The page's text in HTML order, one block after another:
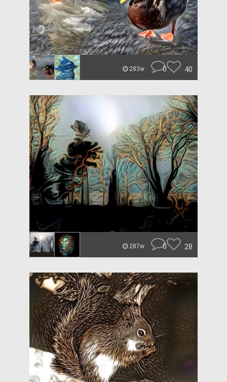
283w 0 40
287w 0 28